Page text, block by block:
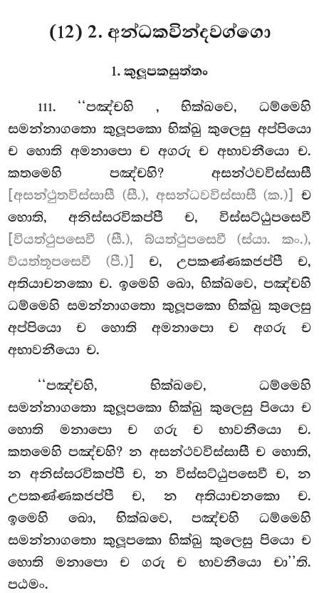
(12) 2. අන්ධකවින්දවග්ගො
1. කුලූපකසුත්තං
111. ‘‘පඤ්චහි , භික්ඛවෙ, ධම්මෙහි
සමන්නාගතො කුලූපකො භික්ඛු කුලෙසු අප්පියො
ච හොති අමනාපො ච අගරු ච අභාවනීයො ච.
කතමෙහි පඤ්චහි? අසන්ථවවිස්සාසී
[අසන්ථුතවිස්සාසී (සී.), අසන්ධවවිස්සාසී (ක.)]
ච
හොති, අනිස්සරවිකප්පී ච, විස්සට්ඨුපසෙවී
[වියත්ථුපසෙවී (සී.), බ්යත්ථුපසෙවී (ස්යා. කං.),
ව්යත්තූපසෙවී (පී.)]
ච, උපකණ්ණකජප්පී ච,
අතියාචනකො ච. ඉමෙහි ඛො, භික්ඛවෙ, පඤ්චහි
ධම්මෙහි සමන්නාගතො කුලූපකො භික්ඛු කුලෙසු
අප්පියො ච හොති අමනාපො ච අගරු ච
අභාවනීයො ච.
‘‘පඤ්චහි, භික්ඛවෙ, ධම්මෙහි
සමන්නාගතො කුලූපකො භික්ඛු කුලෙසු පියො ච
හොති මනාපො ච ගරු ච භාවනීයො ච.
කතමෙහි පඤ්චහි? න අසන්ථවවිස්සාසී ච හොති,
න අනිස්සරවිකප්පී ච, න විස්සට්ඨුපසෙවී ච, න
උපකණ්ණකජප්පී ච, න අතියාචනකො ච.
ඉමෙහි ඛො, භික්ඛවෙ, පඤ්චහි ධම්මෙහි
සමන්නාගතො කුලූපකො භික්ඛු කුලෙසු පියො ච
හොති මනාපො ච ගරු ච භාවනීයො චා’’ති.
පඨමං.